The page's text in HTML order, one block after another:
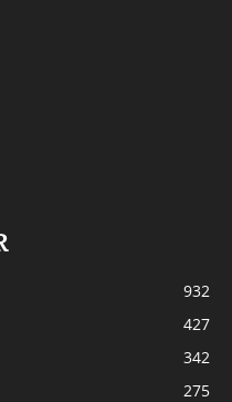
932
427
342
275